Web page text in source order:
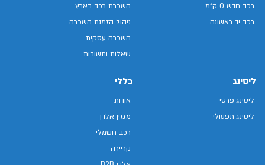
רכב חדש 0 ק"מ
רכב יד ראשונה
השכרת רכב בארץ
ניהול הזמנת השכרה
השכרה עסקית
שאלות ותשובות
ליסינג
ליסינג פרטי
ליסינג תפעולי
כללי
אודות
מגזין אלדן
רכב חשמלי
קריירה